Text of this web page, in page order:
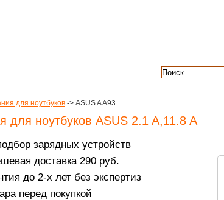
для ноутбуков -> ASUS A A93
для ноутбуков ASUS 2.1 A,11.8 A
зарядных устройств
доставка 290 руб.
до 2-х лет без экспертиз
перед покупкой